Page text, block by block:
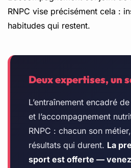
RNPC vise précisément cela :
habitudes qui restent.
Deux expertises, un
L’entraînement encadré
et l’accompagnement
RNPC : chacun son
résultats qui durent. La
sport est offerte —